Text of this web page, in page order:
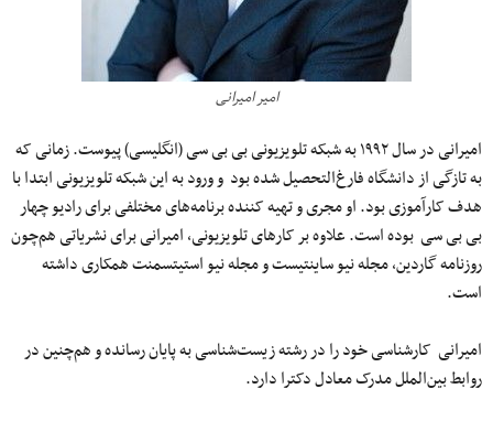
امیر امیرانی
امیرانی در سال ۱۹۹۲ به شبکه تلویزیونی بی بی سی (انگلیسی) پیوست. زمانی که
به تازگی از دانشگاه فارغ‌التحصیل شده بود و ورود به این شبکه تلویزیونی ابتدا با
هدف کارآموزی بود. او مجری و تهیه کننده برنامه‌های مختلفی برای رادیو چهار
بی بی سی بوده است. علاوه بر کارهای تلویزیونی،‌ امیرانی برای نشریاتی هم‌چون
روزنامه گاردین، مجله نیو ساینتیست و مجله نیو استیتسمنت همکاری داشته
است.
امیرانی کارشناسی خود را در رشته زیست‌شناسی به پایان رسانده و هم‌چنین در
روابط بین‌الملل مدرک معادل دکترا دارد.